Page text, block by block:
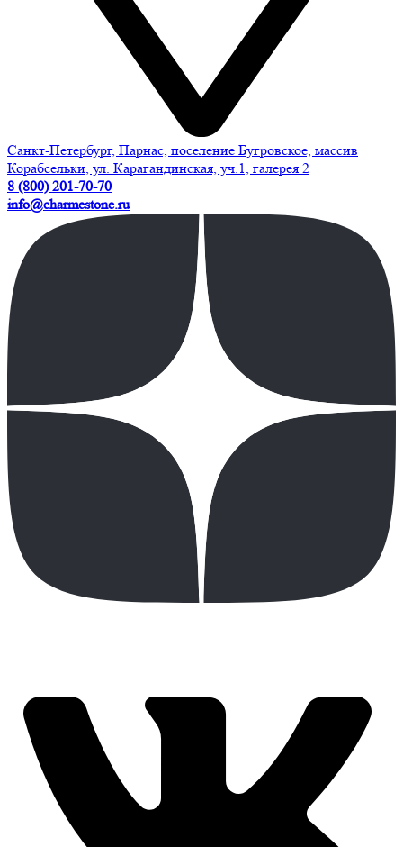
Санкт-Петербург, Парнас, поселение Бугровское, массив
Корабсельки, ул. Карагандинская, уч.1, галерея 2
8 (800) 201-70-70
info@charmestone.ru